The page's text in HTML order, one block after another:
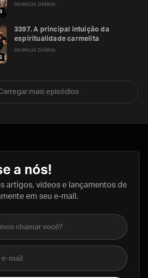
HOMILIA DIÁRIA
HOMILIA DIÁRIA
3397. A principal intuição da
espiritualidade carmelita
mais episódios
a nós!
artigos, vídeos e lançamentos de
em seu e-mail.